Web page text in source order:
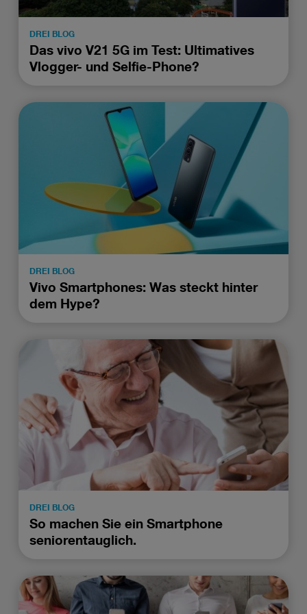
DREI BLOG
Das vivo V21 5G im Test: Ultimatives
Vlogger- und Selfie-Phone?
DREI BLOG
Vivo Smartphones: Was steckt hinter
dem Hype?
DREI BLOG
So machen Sie ein Smartphone
seniorentauglich.